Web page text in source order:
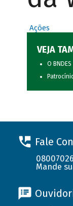
Ações
VEJA
O
Fale
Mande